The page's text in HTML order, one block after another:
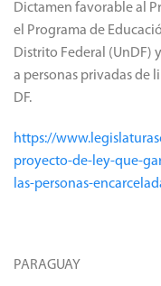
Dictamen favorable al
el Programa de
Distrito Federal (UnDF)
a personas privadas de
DF.
https://
proyecto-de-ley-que-
las-personas-
PARAGUAY